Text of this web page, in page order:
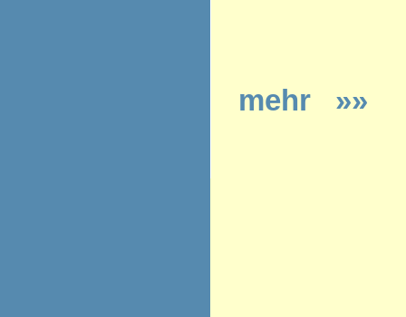
mehr »»